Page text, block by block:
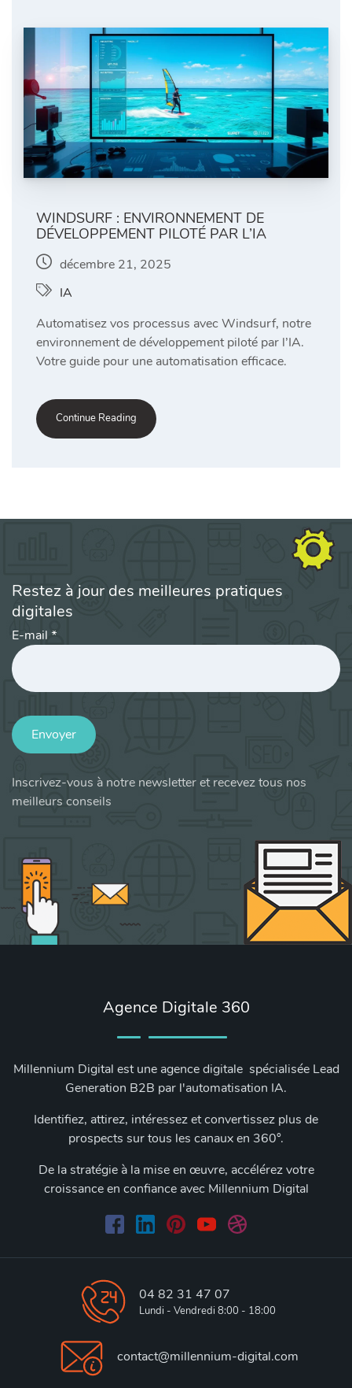
WINDSURF : ENVIRONNEMENT DE
DÉVELOPPEMENT PILOTÉ PAR L’IA
décembre 21, 2025
IA
Automatisez vos processus avec Windsurf, notre
environnement de développement piloté par l’IA.
Votre guide pour une automatisation efficace.
Continue Reading
Restez à jour des meilleures pratiques
digitales
E-mail *
Envoyer
Inscrivez-vous à notre newsletter et recevez tous nos
meilleurs conseils
Agence Digitale 360
Millennium Digital est une agence digitale spécialisée Lead
Generation B2B par l'automatisation IA.
Identifiez, attirez, intéressez et convertissez plus de
prospects sur tous les canaux en 360°.
De la stratégie à la mise en œuvre, accélérez votre
croissance en confiance avec Millennium Digital
04 82 31 47 07
Lundi - Vendredi 8:00 - 18:00
contact@millennium-digital.com